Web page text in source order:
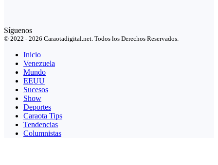
Síguenos
© 2022 - 2026 Caraotadigital.net. Todos los Derechos Reservados.
Inicio
Venezuela
Mundo
EEUU
Sucesos
Show
Deportes
Caraota Tips
Tendencias
Columnistas